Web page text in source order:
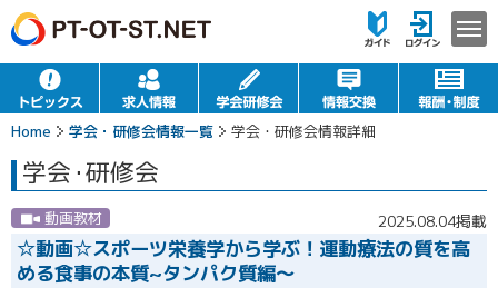
Home 学会・研修会情報一覧 学会・研修会情報詳細
学会・研修会
動画教材 2025.08.04掲載
☆動画☆スポーツ栄養学から学ぶ！運動療法の質を高
める食事の本質~タンパク質編～